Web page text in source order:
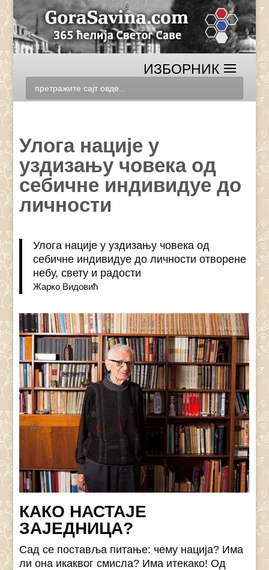
Улога нације у
уздизању човека од
себичне индивидуе до
личности
Улога нације у уздизању човека од
себичне индивидуе до личности отворене
небу, свету и радости
Жарко Видовић
КАКО НАСТАЈЕ
ЗАЈЕДНИЦА?
Сад се поставља питање: чему нација? Има
ли она икаквог смисла? Има итекако! Од